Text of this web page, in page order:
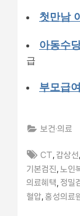
첫만남
아동수
급
부모급
보건·의료
Tags:
CT 갑상선
기본검진 노인
의료혜택 정밀
혈압 홍성의료